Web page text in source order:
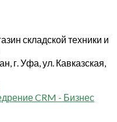
складской техники и
г. Уфа, ул. Кавказская,
CRM - Бизнес